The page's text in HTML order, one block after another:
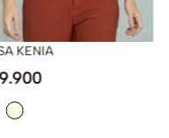
KENIA
.900